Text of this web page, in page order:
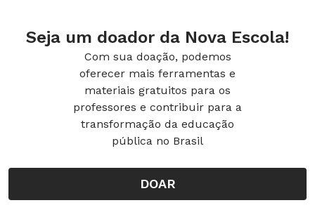
Seja um doador da Nova Escola!
Com sua doação, podemos
oferecer mais ferramentas e
materiais gratuitos para os
professores e contribuir para a
transformação da educação
pública no Brasil
DOAR